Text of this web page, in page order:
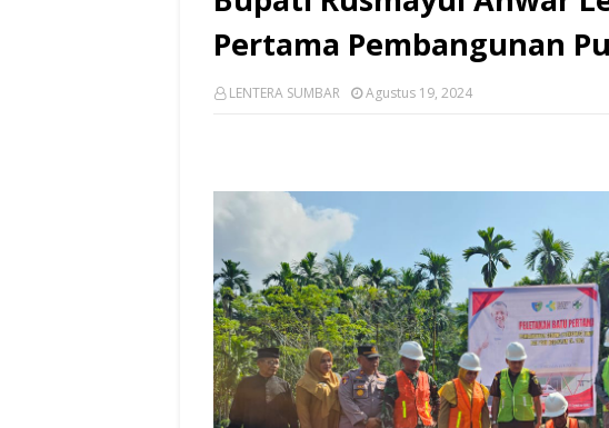
Pertama Pembangunan
LENTERA SUMBAR Agustus 19, 2024